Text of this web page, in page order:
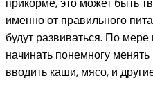
именно от правильного
будут развиваться. По
начинать понемногу
вводить каши, мясо, и